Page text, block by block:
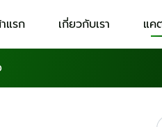
แรก เกี่ยวกับเรา แค